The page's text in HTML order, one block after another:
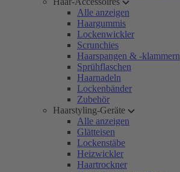
Alle anzeigen
Haargummis
Lockenwickler
Scrunchies
Haarspangen & -klammern
Sprühflaschen
Haarnadeln
Lockenbänder
Zubehör
Haarstyling-Geräte
Alle anzeigen
Glätteisen
Lockenstäbe
Heizwickler
Haartrockner